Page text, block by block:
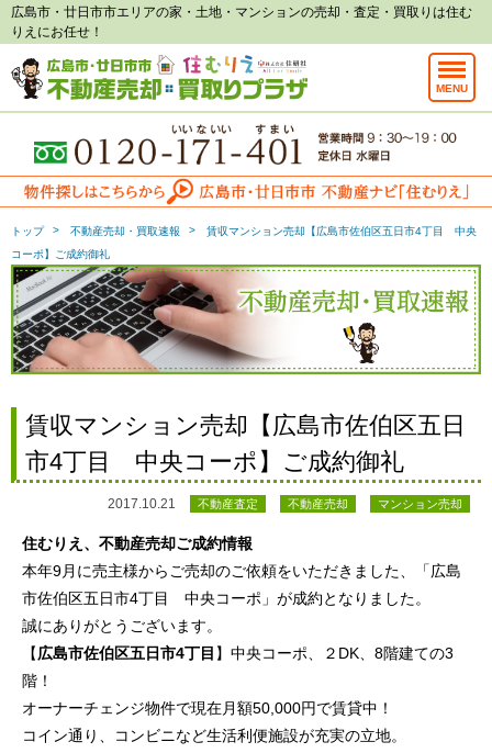
広島市・廿日市市エリアの家・土地・マンションの売却・査定・買取りは住む
りえにお任せ！
MENU
トップ 不動産売却・買取速報
賃収マンション売却【広島市佐伯区五日市4丁目 中央
コーポ】ご成約御礼
賃収マンション売却【広島市佐伯区五日
市4丁目 中央コーポ】ご成約御礼
2017.10.21 不動産査定 不動産売却 マンション売却
住むりえ、不動産売却ご成約情報
本年9月に売主様からご売却のご依頼をいただきました、「広島
市佐伯区五日市4丁目 中央コーポ」が成約となりました。
誠にありがとうございます。
【広島市佐伯区五日市4丁目 】中央コーポ、２DK、8階建ての3
階！
オーナーチェンジ物件で現在月額50,000円で賃貸中！
コイン通り、コンビニなど生活利便施設が充実の立地。